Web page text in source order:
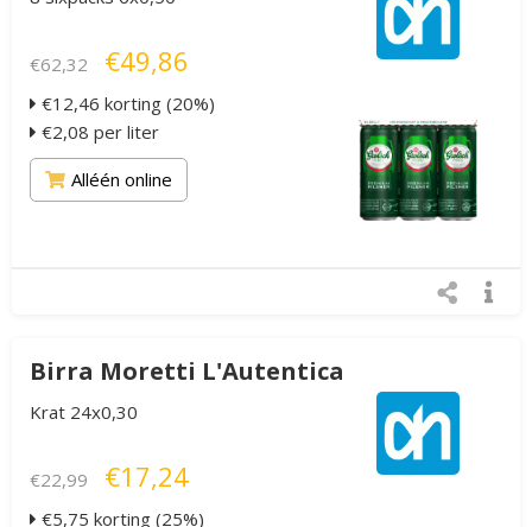
€62,32 €49,86
€12,46 korting (20%)
€2,08 per liter
Alléén online
Birra Moretti L'Autentica
Krat 24x0,30
€22,99 €17,24
€5,75 korting (25%)